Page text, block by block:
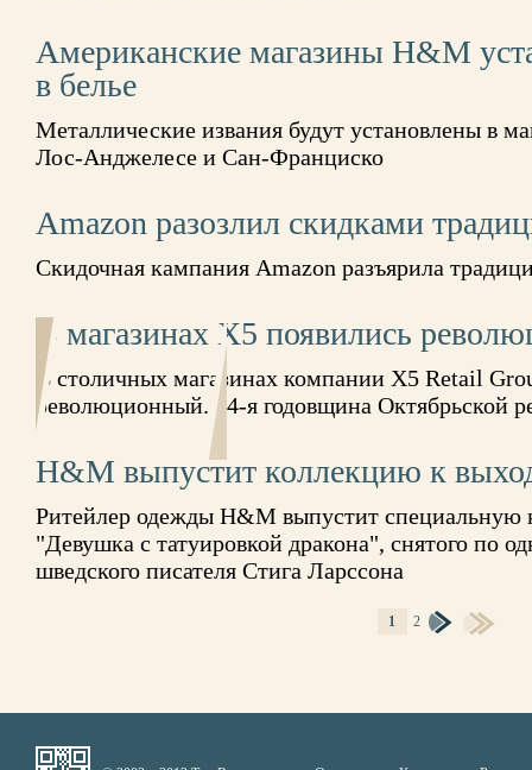
Американские магазины Н&M
в белье
Металлические извания будут установлены в
Лос-Анджелесе и Сан-Франциско
Amazon разозлил скидками
Скидочная кампания Amazon разъярила
В магазинах X5 появились
В столичных магазинах компании X5 Retail
революционный. 94-я годовщина Октябрьской
H&M выпустит коллекцию к
Ритейлер одежды H&M выпустит специальную
"Девушка с татуировкой дракона", снятого по
шведского писателя Стига Ларссона
1 2